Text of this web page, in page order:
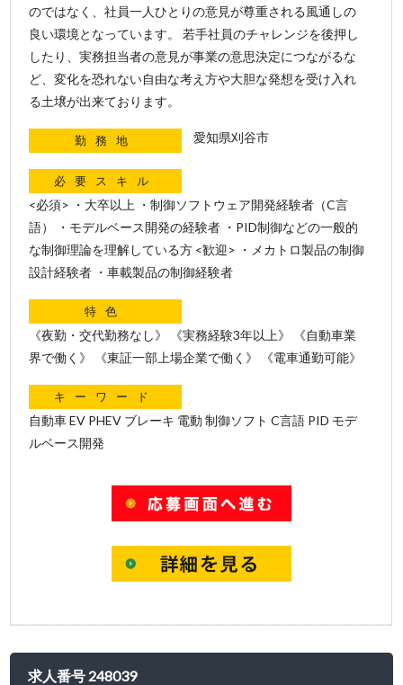
のではなく、社員一人ひとりの意見が尊重される風通しの
良い環境となっています。 若手社員のチャレンジを後押し
したり、実務担当者の意見が事業の意思決定につながるな
ど、変化を恐れない自由な考え方や大胆な発想を受け入れ
る土壌が出来ております。
勤務地 愛知県刈谷市
必要スキル
<必須> ・大卒以上 ・制御ソフトウェア開発経験者（C言
語） ・モデルベース開発の経験者 ・PID制御などの一般的
な制御理論を理解している方 <歓迎> ・メカトロ製品の制御
設計経験者 ・車載製品の制御経験者
特色
《夜勤・交代勤務なし》 《実務経験3年以上》 《自動車業
界で働く》 《東証一部上場企業で働く》 《電車通勤可能》
キーワード
自動車 EV PHEV ブレーキ 電動 制御ソフト C言語 PID モデ
ルベース開発
求人番号 248039